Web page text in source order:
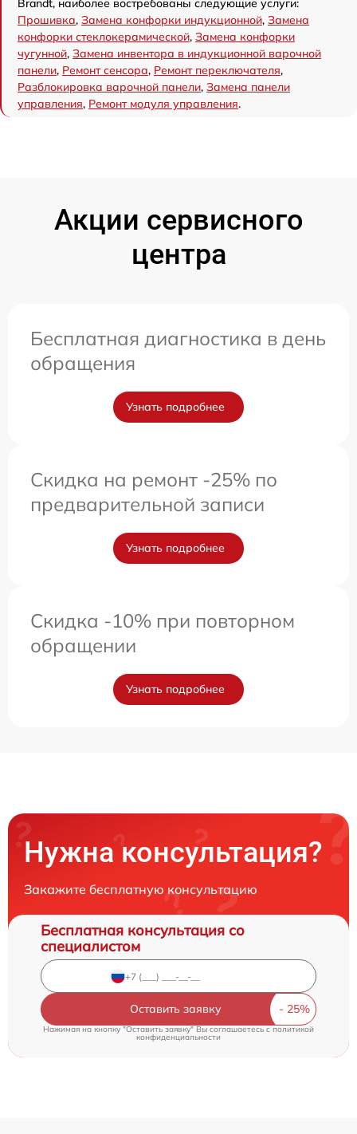
Brandt, наиболее востребованы следующие услуги:
Прошивка, Замена конфорки индукционной, Замена
конфорки стеклокерамической, Замена конфорки
чугунной, Замена инвентора в индукционной варочной
панели, Ремонт сенсора, Ремонт переключателя,
Разблокировка варочной панели, Замена панели
управления, Ремонт модуля управления.
Акции сервисного
центра
Бесплатная диагностика в день
обращения
Узнать подробнее
Скидка на ремонт -25% по
предварительной записи
Узнать подробнее
Скидка -10% при повторном
обращении
Узнать подробнее
Нужна консультация?
Закажите бесплатную консультацию
Бесплатная консультация со
специалистом
Оставить заявку
Нажимая на кнопку "Оставить заявку" Вы соглашаетесь c политикой
конфиденциальности